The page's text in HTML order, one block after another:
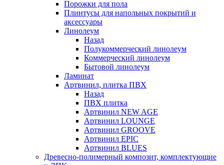
Порожки для пола
Плинтусы для напольных покрытий и
аксессуары
Линолеум
Назад
Полукоммерческий линолеум
Коммерческий линолеум
Бытовой линолеум
Ламинат
Артвинил, плитка ПВХ
Назад
ПВХ плитка
Артвинил NEW AGE
Артвинил LOUNGE
Артвинил GROOVE
Артвинил EPIC
Артвинил BLUES
Древесно-полимерный композит, комплектующие